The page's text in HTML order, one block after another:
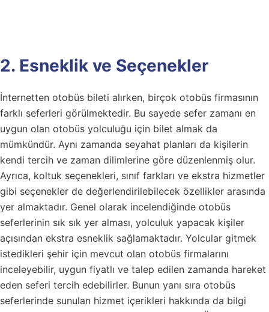
2. Esneklik ve Seçenekler
İnternetten otobüs bileti alırken, birçok otobüs firmasının
farklı seferleri görülmektedir. Bu sayede sefer zamanı en
uygun olan otobüs yolculuğu için bilet almak da
mümkündür. Aynı zamanda seyahat planları da kişilerin
kendi tercih ve zaman dilimlerine göre düzenlenmiş olur.
Ayrıca, koltuk seçenekleri, sınıf farkları ve ekstra hizmetler
gibi seçenekler de değerlendirilebilecek özellikler arasında
yer almaktadır. Genel olarak incelendiğinde otobüs
seferlerinin sık sık yer alması, yolculuk yapacak kişiler
açısından ekstra esneklik sağlamaktadır. Yolcular gitmek
istedikleri şehir için mevcut olan otobüs firmalarını
inceleyebilir, uygun fiyatlı ve talep edilen zamanda hareket
eden seferi tercih edebilirler. Bunun yanı sıra otobüs
seferlerinde sunulan hizmet içerikleri hakkında da bilgi